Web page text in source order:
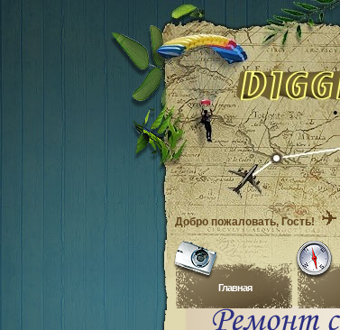
Добро пожаловать, Гость!
Главная